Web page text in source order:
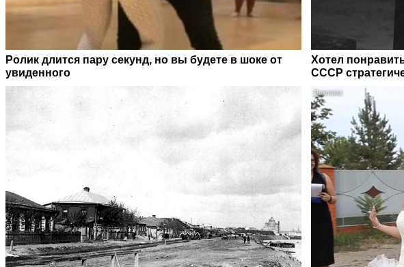
Ролик длится пару секунд, но вы будете в шоке от
увиденного
Хотел
СССР